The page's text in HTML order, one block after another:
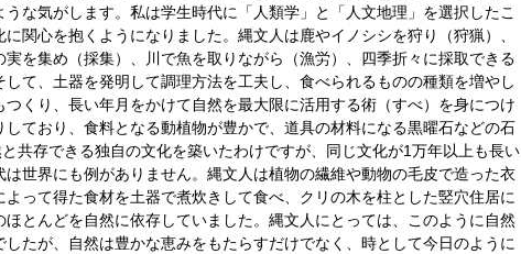
な気がします。 私は学生時代に「人類学」と「人文地理」を選択したこ
関心を抱くようになりました。縄文人は鹿やイノシシを狩り（狩猟）、
実を集め（採集）、川で魚を取りながら（漁労）、四季折々に採取できる
して、土器を発明して調理方法を工夫し、食べられるものの種類を増やし
くり、長い年月をかけて自然を最大限に活用する術（すべ）を身につけ
しており、食料となる動植物が豊かで、道具の材料になる黒曜石などの石
共存できる独自の文化を築いたわけですが、同じ文化が1万年以上も長い
世界にも例がありません。 縄文人は植物の繊維や動物の毛皮で造った衣
って得た食材を土器で煮炊きして食べ、クリの木を柱とした竪穴住居に
とんどを自然に依存していました。縄文人にとっては、このように自然
したが、自然は豊かな恵みをもたらすだけでなく、時として今日のように